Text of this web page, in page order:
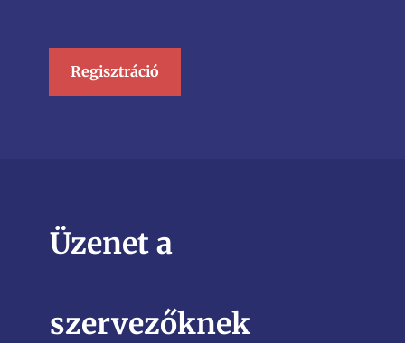
Regisztráció
Üzenet a
szervezőknek